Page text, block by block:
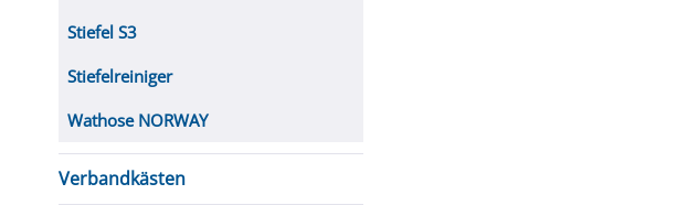
Stiefel S3
Stiefelreiniger
Wathose NORWAY
Verbandkästen